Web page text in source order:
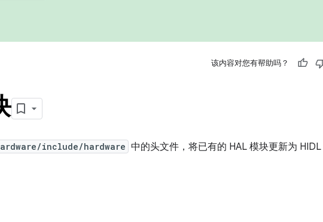
该内容对您有帮助吗？
include/hardware 中的头文件，将已有的 HAL 模块更新为 HIDL